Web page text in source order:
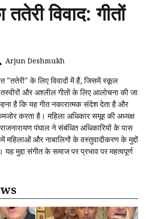
ततेरी विवाद: गीतों
Arjun Deshmukh
"ततेरी" के लिए विवादों में हैं, जिसमें स्कूल
और अश्लील गीतों के लिए आलोचना की जा
है कि यह गीत नकारात्मक संदेश देता है और
करता है। महिला अधिकार समूह की अध्यक्ष
पंघाल ने संबंधित अधिकारियों के पास
महिलाओं और नाबालिगों के वस्तुवादीकरण के मुद्दों
यह मुद्दा संगीत के समाज पर प्रभाव पर महत्वपूर्ण